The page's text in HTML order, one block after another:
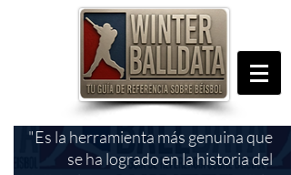
"Es la herramienta más genuina que
se ha logrado en la historia del